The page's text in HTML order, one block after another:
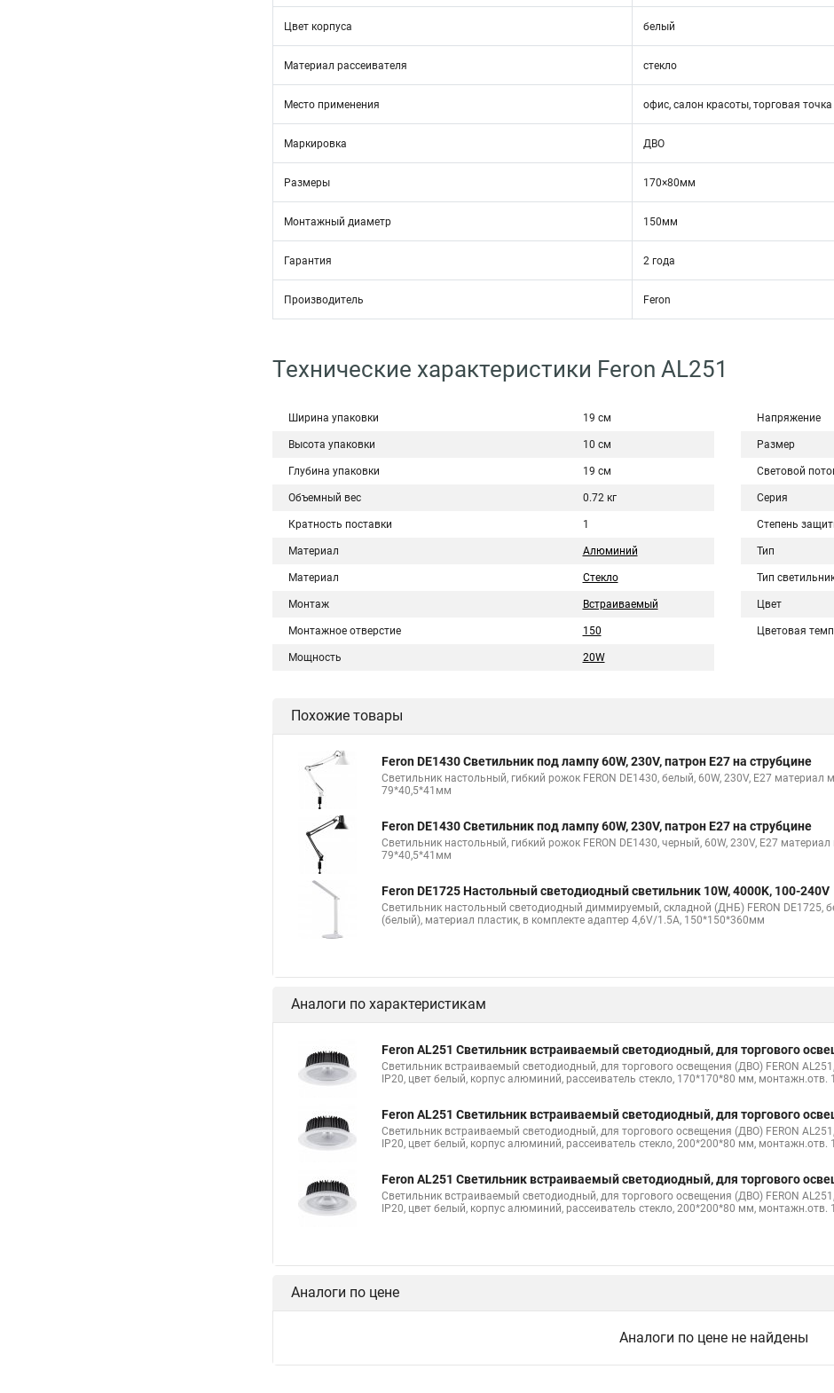
Цвет корпуса белый
Материал рассеивателя стекло
Место применения офис, салон красоты, торговая точка
Маркировка ДВО
Размеры 170×80мм
Монтажный диаметр 150мм
Гарантия 2 года
Производитель Feron
Технические характеристики Feron AL251
Ширина упаковки 19 см
Высота упаковки 10 см
Глубина упаковки 19 см
Объемный вес 0.72 кг
Кратность поставки 1
Материал Алюминий
Материал Стекло
Монтаж Встраиваемый
Монтажное отверстие 150
Мощность 20W
Напряжение
Размер
Световой
Серия
Степень
Тип
Тип
Цвет
Цветовая
Похожие товары
Feron DE1430 Светильник под лампу 60W, 230V, патрон E27 на струбцине
Светильник настольный, гибкий рожок FERON DE1430, белый, 60W, 230V, E27 материал
79*40,5*41мм
Feron DE1430 Светильник под лампу 60W, 230V, патрон E27 на струбцине
Светильник настольный, гибкий рожок FERON DE1430, черный, 60W, 230V, E27
79*40,5*41мм
Feron DE1725 Настольный светодиодный светильник 10W, 4000K, 100-240V
Светильник настольный светодиодный диммируемый, складной (ДНБ) FERON DE1725,
(белый), материал пластик, в комплекте адаптер 4,6V/1.5A, 150*150*360мм
Аналоги по характеристикам
Feron AL251 Светильник встраиваемый светодиодный, для торгового
Светильник встраиваемый светодиодный, для торгового освещения (ДВО) FERON
IP20, цвет белый, корпус алюминий, рассеиватель стекло, 170*170*80 мм, монтажн.отв.
Feron AL251 Светильник встраиваемый светодиодный, для торгового
Светильник встраиваемый светодиодный, для торгового освещения (ДВО) FERON
IP20, цвет белый, корпус алюминий, рассеиватель стекло, 200*200*80 мм, монтажн.отв.
Feron AL251 Светильник встраиваемый светодиодный, для торгового
Светильник встраиваемый светодиодный, для торгового освещения (ДВО) FERON
IP20, цвет белый, корпус алюминий, рассеиватель стекло, 200*200*80 мм, монтажн.отв.
Аналоги по цене
Аналоги по цене не найдены